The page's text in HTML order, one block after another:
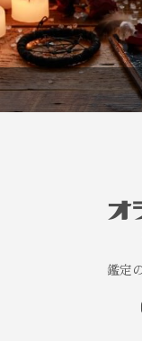
鑑定